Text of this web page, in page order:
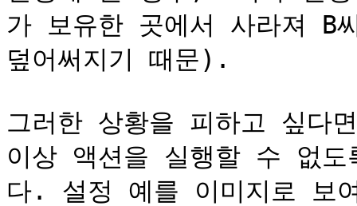
가 보유한 곳에서 사라져 B
덮어써지기 때문).
그러한 상황을 피하고 싶다
이상 액션을 실행할 수 없
다. 설정 예를 이미지로 보